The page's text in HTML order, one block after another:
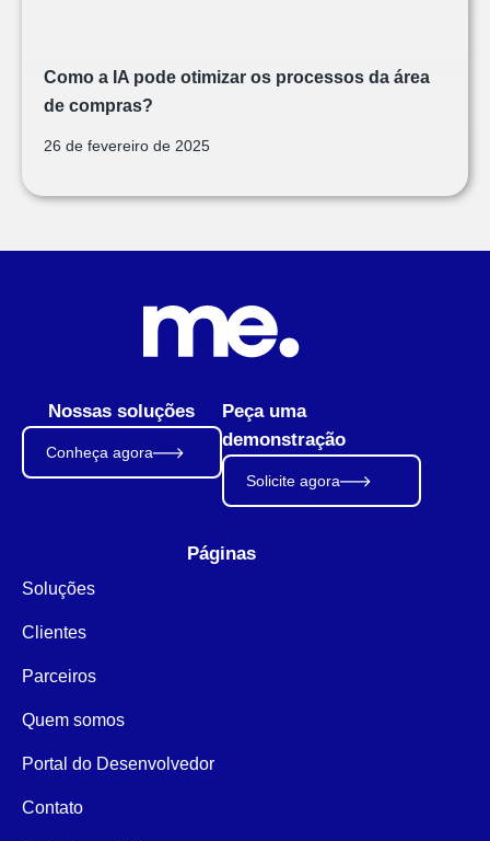
Como a IA pode otimizar os processos da área
de compras?
26 de fevereiro de 2025
Nossas soluções
Conheça agora
Peça uma
demonstração
Solicite agora
Páginas
Soluções
Clientes
Parceiros
Quem somos
Portal do Desenvolvedor
Contato